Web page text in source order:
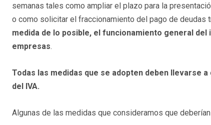
semanas tales como ampliar el plazo para la
o como solicitar el fraccionamiento del pago de deudas
medida de lo posible, el funcionamiento general
empresas.
Todas las medidas que se adopten deben llevarse
del IVA.
Algunas de las medidas que consideramos que